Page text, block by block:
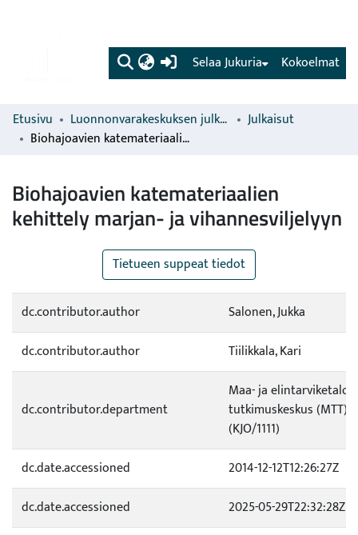
(current) Kokoelmat
Selaa Jukuria
Etusivu Luonnonvarakeskuksen julkaisut
Julkaisut
Biohajoavien katemateriaalien kehittely marjan- ja vihannesviljelyyn
Biohajoavien katemateriaalien
kehittely marjan- ja vihannesviljelyyn
Tietueen suppeat tiedot
dc.contributor.author
Salonen, Jukka
dc.contributor.author
Tiilikkala, Kari
dc.contributor.department
Maa- ja
tutkimuskeskus (MTT)
(KJO/1111)
dc.date.accessioned
2014-12-12T12:26:27Z
dc.date.accessioned
2025-05-29T22:32:28Z